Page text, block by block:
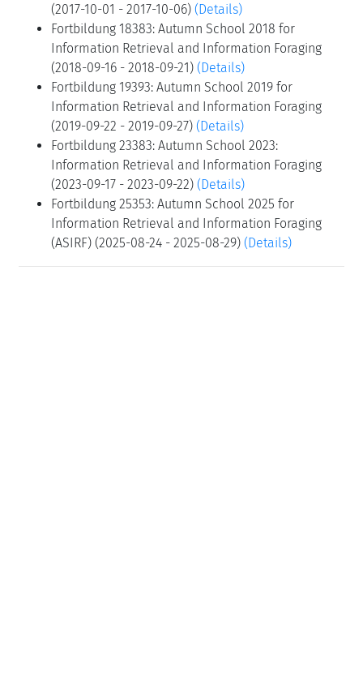
(2017-10-01 - 2017-10-06) (Details)
Fortbildung 18383: Autumn School 2018 for
Information Retrieval and Information Foraging
(2018-09-16 - 2018-09-21) (Details)
Fortbildung 19393: Autumn School 2019 for
Information Retrieval and Information Foraging
(2019-09-22 - 2019-09-27) (Details)
Fortbildung 23383: Autumn School 2023:
Information Retrieval and Information Foraging
(2023-09-17 - 2023-09-22) (Details)
Fortbildung 25353: Autumn School 2025 for
Information Retrieval and Information Foraging
(ASIRF) (2025-08-24 - 2025-08-29) (Details)